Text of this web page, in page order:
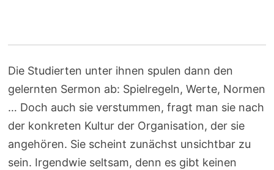
Die Studierten unter ihnen spulen dann den
gelernten Sermon ab: Spielregeln, Werte, Normen
… Doch auch sie verstummen, fragt man sie nach
der konkreten Kultur der Organisation, der sie
angehören. Sie scheint zunächst unsichtbar zu
sein. Irgendwie seltsam, denn es gibt keinen